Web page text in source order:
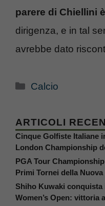
parere di Chiellini
dirigenza, e in tal
avrebbe dato
Categorie
Calcio
ARTICOLI
Cinque Golfiste Italiane
London Championship
PGA Tour
Primi Tornei della
Shiho Kuwaki conquista
Women’s Open: vittoria